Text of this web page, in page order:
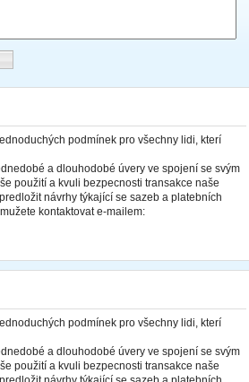
podmínek pro všechny lidi, kterí
a dlouhodobé úvery ve spojení se svým
použití a kvuli bezpecnosti transakce naše
návrhy týkající se sazeb a platebních
kontaktovat e-mailem:
podmínek pro všechny lidi, kterí
a dlouhodobé úvery ve spojení se svým
použití a kvuli bezpecnosti transakce naše